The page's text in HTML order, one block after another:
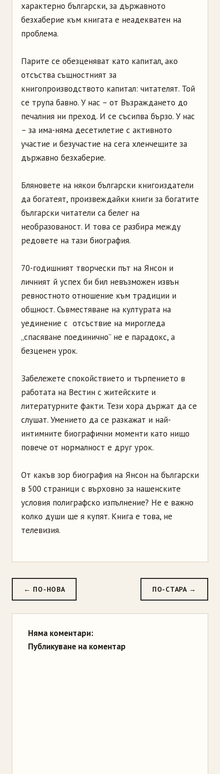
характерно български, за държавното
безхаберие към книгата е неадекватен на
проблема.
Парите се обезценяват като капитал, ако
отсъства същностният за
книгопроизводството капитал: читателят. Той
се трупа бавно. У нас – от Възраждането до
печалния ни преход. И се съсипва бързо. У нас
– за има-няма десетилетие с активното
участие и безучастие на сега хленчещите за
държавно безхаберие.
Бляновете на някои български книгоиздатели
да богатеят, произвеждайки книги за богатите
български читатели са белег на
необразованост. И това се разбира между
редовете на тази биография.
70-годишният творчески път на Янсон и
личният й успех би бил невъзможен извън
ревностното отношение към традиции и
общност. Съвместяване на културата на
уединение с отсъствие на мирогледа
„спасяване поединично” не е парадокс, а
безценен урок.
Забележете спокойствието и търпението в
работата на Вестин с житейските и
литературните факти. Тези хора държат да се
слушат. Умението да се разкажат и най-
интимните биографични моменти като нищо
повече от нормалност е друг урок.
От какъв зор биография на Янсон на български
в 500 страници с върховно за нашенските
условия полиграфско изпълнение? Не е важно
колко души ще я купят. Книга е това, не
телевизия.
← ПО-НОВА ПО-СТАРА →
Няма коментари:
Публикуване на коментар